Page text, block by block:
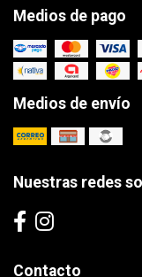
Medios de pago
Medios de envío
Nuestras redes
Contacto